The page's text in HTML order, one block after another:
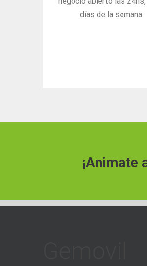
días de la semana.
¡Animate